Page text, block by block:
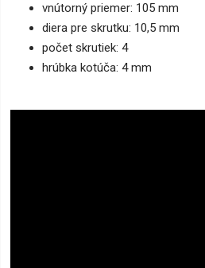
vnútorný priemer: 105 mm
diera pre skrutku: 10,5 mm
počet skrutiek: 4
hrúbka kotúča: 4 mm